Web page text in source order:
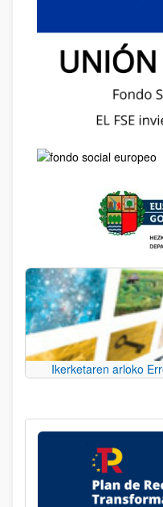
Ikerketaren arloko